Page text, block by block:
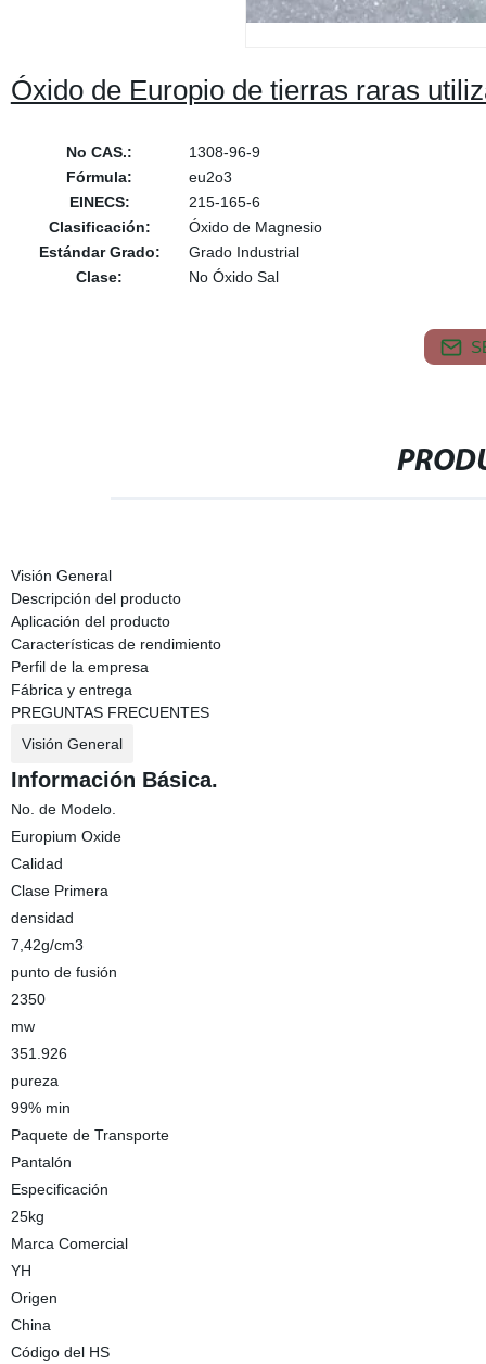
Óxido de Europio de tierras raras
No CAS.:
1308-96-9
Fórmula:
eu2o3
EINECS:
215-165-6
Clasificación:
Óxido de Magnesio
Estándar Grado:
Grado Industrial
Clase:
No Óxido Sal
Visión General
Descripción del producto
Aplicación del producto
Características de rendimiento
Perfil de la empresa
Fábrica y entrega
PREGUNTAS FRECUENTES
Visión General
Información Básica.
No. de Modelo.
Europium Oxide
Calidad
Clase Primera
densidad
7,42g/cm3
punto de fusión
2350
mw
351.926
pureza
99% min
Paquete de Transporte
Pantalón
Especificación
25kg
Marca Comercial
YH
Origen
China
Código del HS